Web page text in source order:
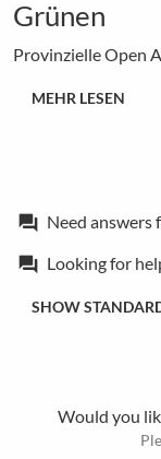
Grünen
Provinzielle Open
MEHR LESEN
forum Need answers
forum Looking for
SHOW
Would you